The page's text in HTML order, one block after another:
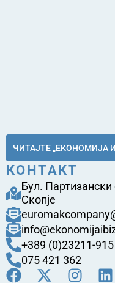
ЧИТАЈТЕ „ЕКОНОМИЈА
КОНТАКТ
Бул.
Скопје
+389 (0)23211-915
075 421 362